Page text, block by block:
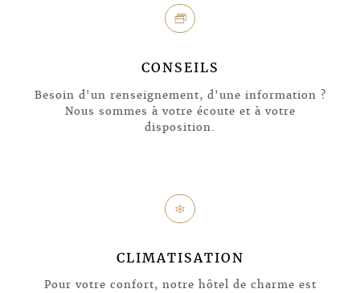
g
CONSEILS
Besoin d'un renseignement, d'une information ?
Nous sommes à votre écoute et à votre
disposition.
Ì
CLIMATISATION
Pour votre confort, notre hôtel de charme est